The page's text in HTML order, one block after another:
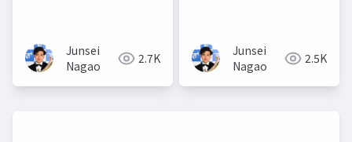
Junsei
Nagao
2.7K
Junsei
Nagao
2.5K